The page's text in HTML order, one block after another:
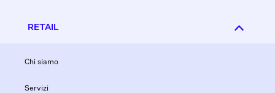
RETAIL
Chi siamo
Servizi